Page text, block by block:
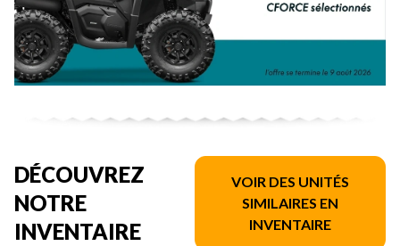
DÉCOUVREZ
NOTRE
INVENTAIRE
VOIR DES UNITÉS
SIMILAIRES EN
INVENTAIRE